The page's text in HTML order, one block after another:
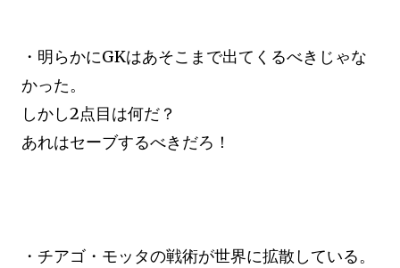
・明らかにGKはあそこまで出てくるべきじゃな
かった。
しかし2点目は何だ？
あれはセーブするべきだろ！
・チアゴ・モッタの戦術が世界に拡散している。